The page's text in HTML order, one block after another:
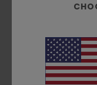
Reseñas